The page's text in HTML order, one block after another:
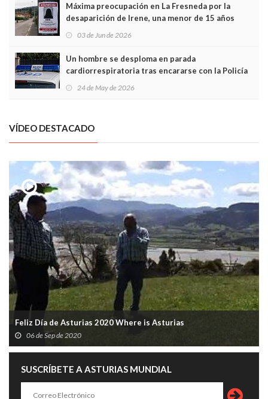
Máxima preocupación en La Fresneda por la
desaparición de Irene, una menor de 15 años
03 de Jun de 2026
Un hombre se desploma en parada
cardiorrespiratoria tras encararse con la Policía
Local en Luanco
24 de May de 2026
VÍDEO DESTACADO
Feliz Día de Asturias 2020 Where is Asturias
06 de Sep de 2020
SUSCRÍBETE A ASTURIAS MUNDIAL